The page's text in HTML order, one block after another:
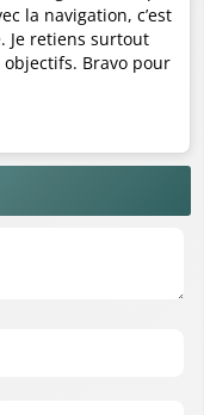
la navigation, c’est
Je retiens surtout
objectifs. Bravo pour